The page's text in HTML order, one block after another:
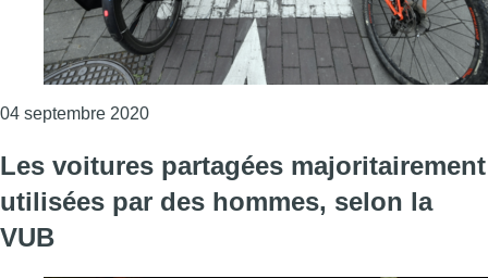
04 septembre 2020Consulter l'article "Touring élabore un plan
Les voitures partagées majoritairement
utilisées par des hommes, selon la
VUB